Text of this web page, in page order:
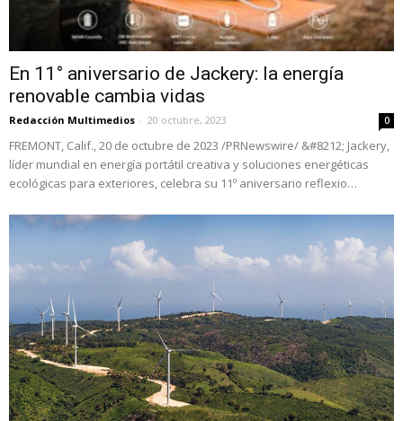
En 11° aniversario de Jackery: la energía
renovable cambia vidas
Redacción Multimedios - 20 octubre, 2023 0
FREMONT, Calif., 20 de octubre de 2023 /PRNewswire/ &#8212; Jackery,
líder mundial en energía portátil creativa y soluciones energéticas
ecológicas para exteriores, celebra su 11º aniversario reflexio…